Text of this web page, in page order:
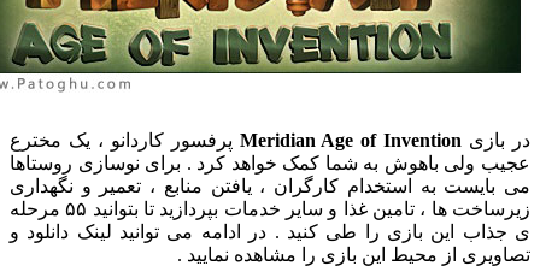
Meridian Age of Inventionپرفسور کاردانو ، یک مخترع
ولی باهوش به شما کمک خواهد کرد . برای نوسازی روستاها
به استخدام کارگران ، یافتن منابع ، تعمیر و نگهداری
زیرساخت ها ، تامین غذا و سایر خدمات بپردازید تا بتوانید ۵۵ مرحله
این بازی را طی کنید . در ادامه می توانید لینک دانلود و
از محیط این بازی را مشاهده نمایید .